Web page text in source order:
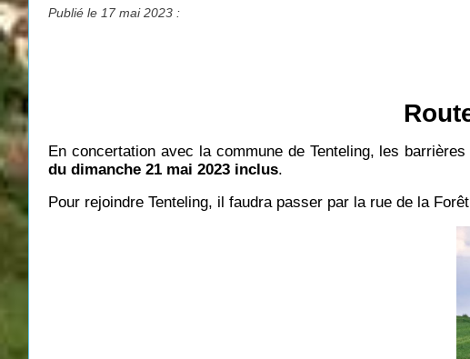
Publié le 17 mai 2023 :
En concertation avec la commune de Tenteling, les
du dimanche 21 mai 2023 inclus.
Pour rejoindre Tenteling, il faudra passer par la rue de la